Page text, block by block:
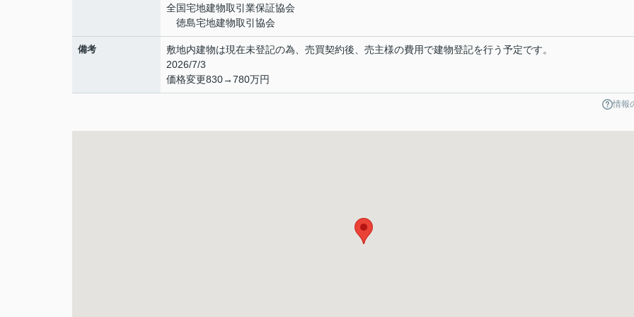
全国宅地建物取引業保証協会
徳島宅地建物取引協会
備考
敷地内建物は現在未登記の為、売買契約後、売主様の費用で建物登記を行う予定です。
2026/7/3
価格変更830→780万円
情報